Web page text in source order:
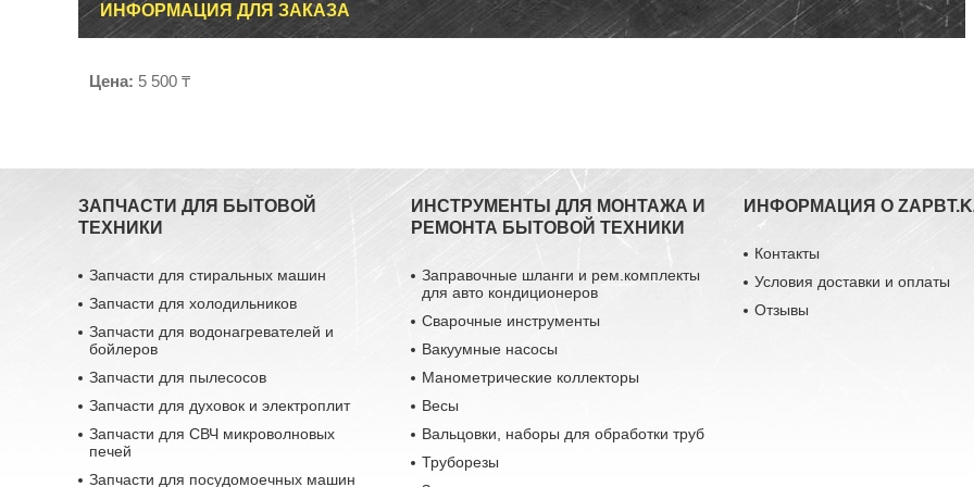
ИНФОРМАЦИЯ ДЛЯ ЗАКАЗА
Цена: 5 500 ₸
ЗАПЧАСТИ ДЛЯ БЫТОВОЙ
ТЕХНИКИ
Запчасти для стиральных машин
Запчасти для холодильников
Запчасти для водонагревателей и
бойлеров
Запчасти для пылесосов
Запчасти для духовок и электроплит
Запчасти для СВЧ микроволновых
печей
Запчасти для посудомоечных машин
ИНСТРУМЕНТЫ ДЛЯ МОНТАЖА И
РЕМОНТА БЫТОВОЙ ТЕХНИКИ
Заправочные шланги и рем.комплекты
для авто кондиционеров
Сварочные инструменты
Вакуумные насосы
Манометрические коллекторы
Весы
Вальцовки, наборы для обработки труб
Труборезы
ИНФОРМАЦИЯ О
Контакты
Условия доставки и оплаты
Отзывы